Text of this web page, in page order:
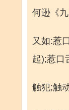
何逊《
又如:惹
起);惹口
触犯;触动